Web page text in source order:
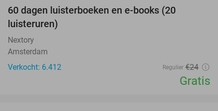
60 dagen luisterboeken en e-books (20
luisteruren)
Nextory
Amsterdam
Verkocht: 6.412
Regulier €24
Gratis